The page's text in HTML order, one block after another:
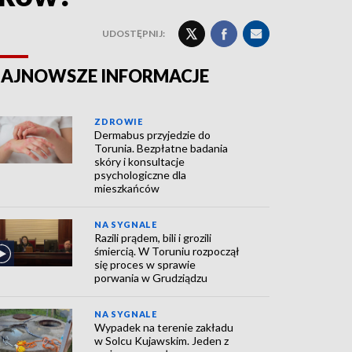
UDOSTĘPNIJ:
INFORMACJE
ZDROWIE
Dermabus przyjedzie do
Torunia. Bezpłatne badania
skóry i konsultacje
psychologiczne dla
mieszkańców
NA SYGNALE
Razili prądem, bili i grozili
śmiercią. W Toruniu rozpoczął
się proces w sprawie
porwania w Grudziądzu
NA SYGNALE
Wypadek na terenie zakładu
w Solcu Kujawskim. Jeden z